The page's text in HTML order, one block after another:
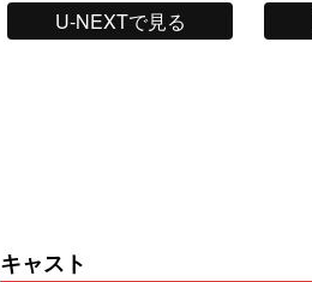
U-NEXTで見る
キャスト